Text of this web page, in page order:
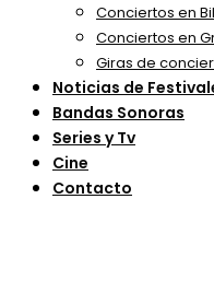
Conciertos en
Conciertos en
Giras de
Noticias de
Bandas Sonoras
Series y Tv
Cine
Contacto